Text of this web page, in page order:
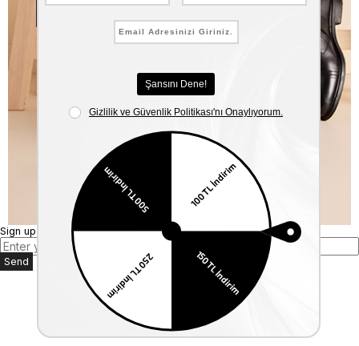
Sign up for our E-mail Newsletter
Send
Kurumsal
Anasayfa
Hakkımızda
Mağazalarımız